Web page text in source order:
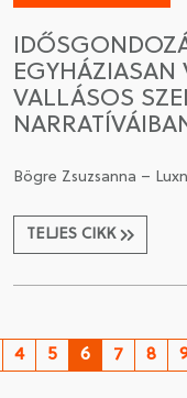
EGYHÁZIASAN
VALLÁSOS
Bögre Zsuzsanna –
TELJES CIKK
4 5 6 7 8